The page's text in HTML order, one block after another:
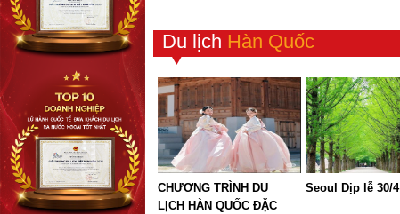
Du lịch Hàn Quốc
CHƯƠNG TRÌNH DU
LỊCH HÀN QUỐC ĐẶC
Seoul Dịp lễ 30/4